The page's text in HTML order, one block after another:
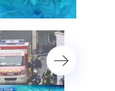
Настройки